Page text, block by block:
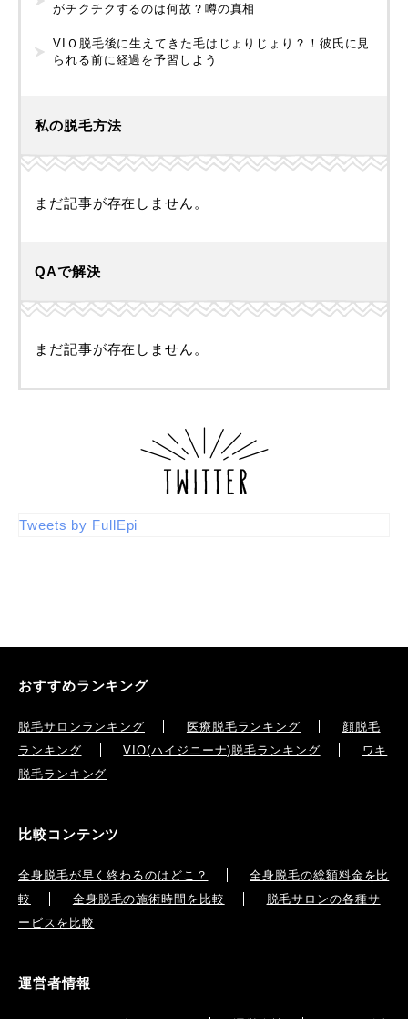
がチクチクするのは何故？噂の真相
VIＯ脱毛後に生えてきた毛はじょりじょり？！彼氏に見
られる前に経過を予習しよう
私の脱毛方法
まだ記事が存在しません。
QAで解決
まだ記事が存在しません。
Tweets by FullEpi
おすすめランキング
脱毛サロンランキング 医療脱毛ランキング
顔脱毛
ランキング
VIO(ハイジニーナ)脱毛ランキング
ワキ
脱毛ランキング
比較コンテンツ
全身脱毛が早く終わるのはどこ？
全身脱毛の総額料金を比
較
全身脱毛の施術時間を比較
脱毛サロンの各種サ
ービスを比較
運営者情報